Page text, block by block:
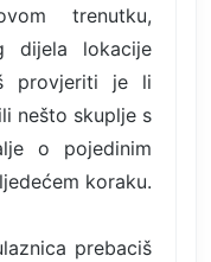
trenutku,
dijela lokacije
provjeriti je li
nešto skuplje s
o pojedinim
koraku.
prebaciš